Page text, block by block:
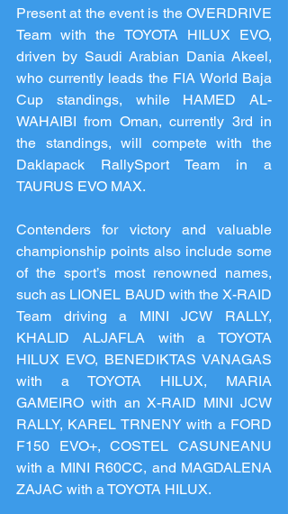
Present at the event is the OVERDRIVE
Team with the TOYOTA HILUX EVO,
driven by Saudi Arabian Dania Akeel,
who currently leads the FIA World Baja
Cup standings, while HAMED AL-
WAHAIBI from Oman, currently 3rd in
the standings, will compete with the
Daklapack RallySport Team in a
TAURUS EVO MAX.
Contenders for victory and valuable
championship points also include some
of the sport’s most renowned names,
such as LIONEL BAUD with the X-RAID
Team driving a MINI JCW RALLY,
KHALID ALJAFLA with a TOYOTA
HILUX EVO, BENEDIKTAS VANAGAS
with a TOYOTA HILUX, MARIA
GAMEIRO with an X-RAID MINI JCW
RALLY, KAREL TRNENY with a FORD
F150 EVO+, COSTEL CASUNEANU
with a MINI R60CC, and MAGDALENA
ZAJAC with a TOYOTA HILUX.